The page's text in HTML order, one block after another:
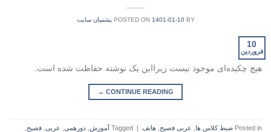
POSTED ON 1401-01-10BY پشتیبان سایت
10
فروردین
هیچ چکیده‌ای موجود نیست زیرا‌این یک نوشته حفاظت شده است.
CONTINUE READING
→
Posted in ضبط کلاس ها عربی فصیح هاتف |
Tagged آموزش دورهمی عربی فصیح